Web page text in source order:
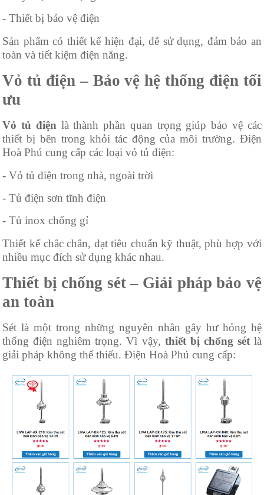
- Thiết bị bảo vệ điện
Sản phẩm có thiết kế hiện đại, dễ sử dụng, đảm bảo an
toàn và tiết kiệm điện năng.
Vỏ tủ điện – Bảo vệ hệ thống điện tối
ưu
Vỏ tủ điệnlà thành phần quan trọng giúp bảo vệ các
thiết bị bên trong khỏi tác động của môi trường. Điện
Hoà Phú cung cấp các loại vỏ tủ điện:
- Vỏ tủ điện trong nhà, ngoài trời
- Tủ điện sơn tĩnh điện
- Tủ inox chống gỉ
Thiết kế chắc chắn, đạt tiêu chuẩn kỹ thuật, phù hợp với
nhiều mục đích sử dụng khác nhau.
Thiết bị chống sét – Giải pháp bảo vệ
an toàn
Sét là một trong những nguyên nhân gây hư hỏng hệ
thống điện nghiêm trọng. Vì vậy, thiết bị chống sétlà
giải pháp không thể thiếu. Điện Hoà Phú cung cấp: